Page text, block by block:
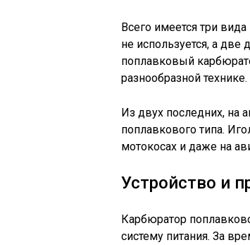
Всего имеется три
не используется, а
поплавковый
разнообразной технике.
Из двух последних, на
поплавкового типа.
мотокосах и даже на
Устройство и
Карбюратор
систему питания. За